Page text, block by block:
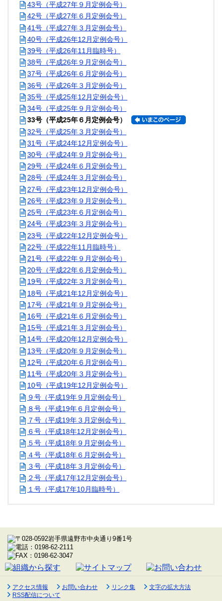
43号（平成27年９月定例会号）
42号（平成27年６月定例会号）
41号（平成27年３月定例会号）
40号（平成26年12月定例会号）
39号（平成26年11月臨時号）
38号（平成26年９月定例会号）
37号（平成26年６月定例会号）
36号（平成26年３月定例会号）
35号（平成25年12月定例会号）
34号（平成25年９月定例会号）
33号（平成25年６月定例会号）
32号（平成25年３月定例会号）
31号（平成24年12月定例会号）
30号（平成24年９月定例会号）
29号（平成24年６月定例会号）
28号（平成24年３月定例会号）
27号（平成23年12月定例会号）
26号（平成23年９月定例会号）
25号（平成23年６月定例会号）
24号（平成23年３月定例会号）
23号（平成22年12月定例会号）
22号（平成22年11月臨時号）
21号（平成22年９月定例会号）
20号（平成22年６月定例会号）
19号（平成22年３月定例会号）
18号（平成21年12月定例会号）
17号（平成21年９月定例会号）
16号（平成21年６月定例会号）
15号（平成21年３月定例会号）
14号（平成20年12月定例会号）
13号（平成20年９月定例会号）
12号（平成20年６月定例会号）
11号（平成20年３月定例会号）
10号（平成19年12月定例会号）
９号（平成19年９月定例会号）
８号（平成19年６月定例会号）
７号（平成19年３月定例会号）
６号（平成18年12月定例会号）
５号（平成18年９月定例会号）
４号（平成18年６月定例会号）
３号（平成18年３月定例会号）
２号（平成17年12月定例会号）
１号（平成17年10月臨時号）
アクセス情報 お問い合わせ リンク集
文字の拡大方法
RSS配信について